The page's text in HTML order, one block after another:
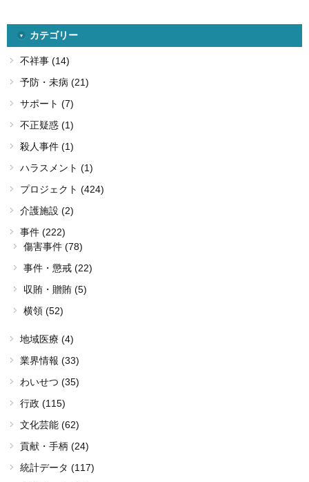
カテゴリー
不祥事 (14)
予防・未病 (21)
サポート (7)
不正疑惑 (1)
殺人事件 (1)
ハラスメント (1)
プロジェクト (424)
介護施設 (2)
事件 (222)
傷害事件 (78)
事件・懲戒 (22)
収賄・贈賄 (5)
横領 (52)
地域医療 (4)
業界情報 (33)
わいせつ (35)
行政 (115)
文化芸能 (62)
貢献・手柄 (24)
統計データ (117)